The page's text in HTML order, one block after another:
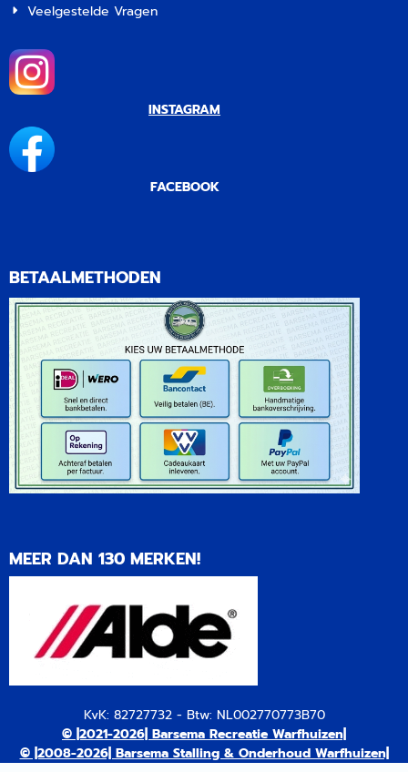
Veelgestelde Vragen
INSTAGRAM
FACEBOOK
BETAALMETHODEN
MEER DAN 130 MERKEN!
KvK: 82727732 - Btw: NL002770773B70
© |2021-2026| Barsema Recreatie Warfhuizen|
© |2008-2026| Barsema Stalling & Onderhoud Warfhuizen|